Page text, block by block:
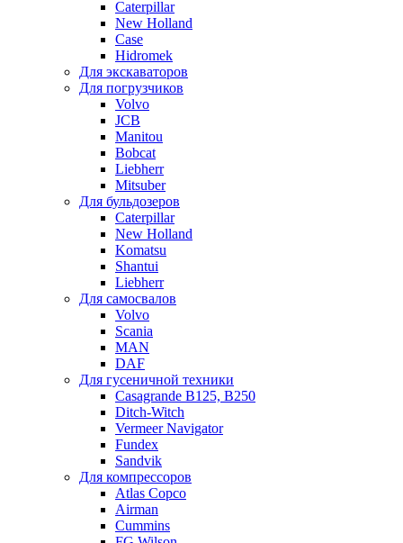
Caterpillar
New Holland
Case
Hidromek
Для экскаваторов
Для погрузчиков
Volvo
JCB
Manitou
Bobcat
Liebherr
Mitsuber
Для бульдозеров
Caterpillar
New Holland
Komatsu
Shantui
Liebherr
Для самосвалов
Volvo
Scania
MAN
DAF
Для гусеничной техники
Casagrande B125, B250
Ditch-Witch
Vermeer Navigator
Fundex
Sandvik
Для компрессоров
Atlas Copco
Airman
Cummins